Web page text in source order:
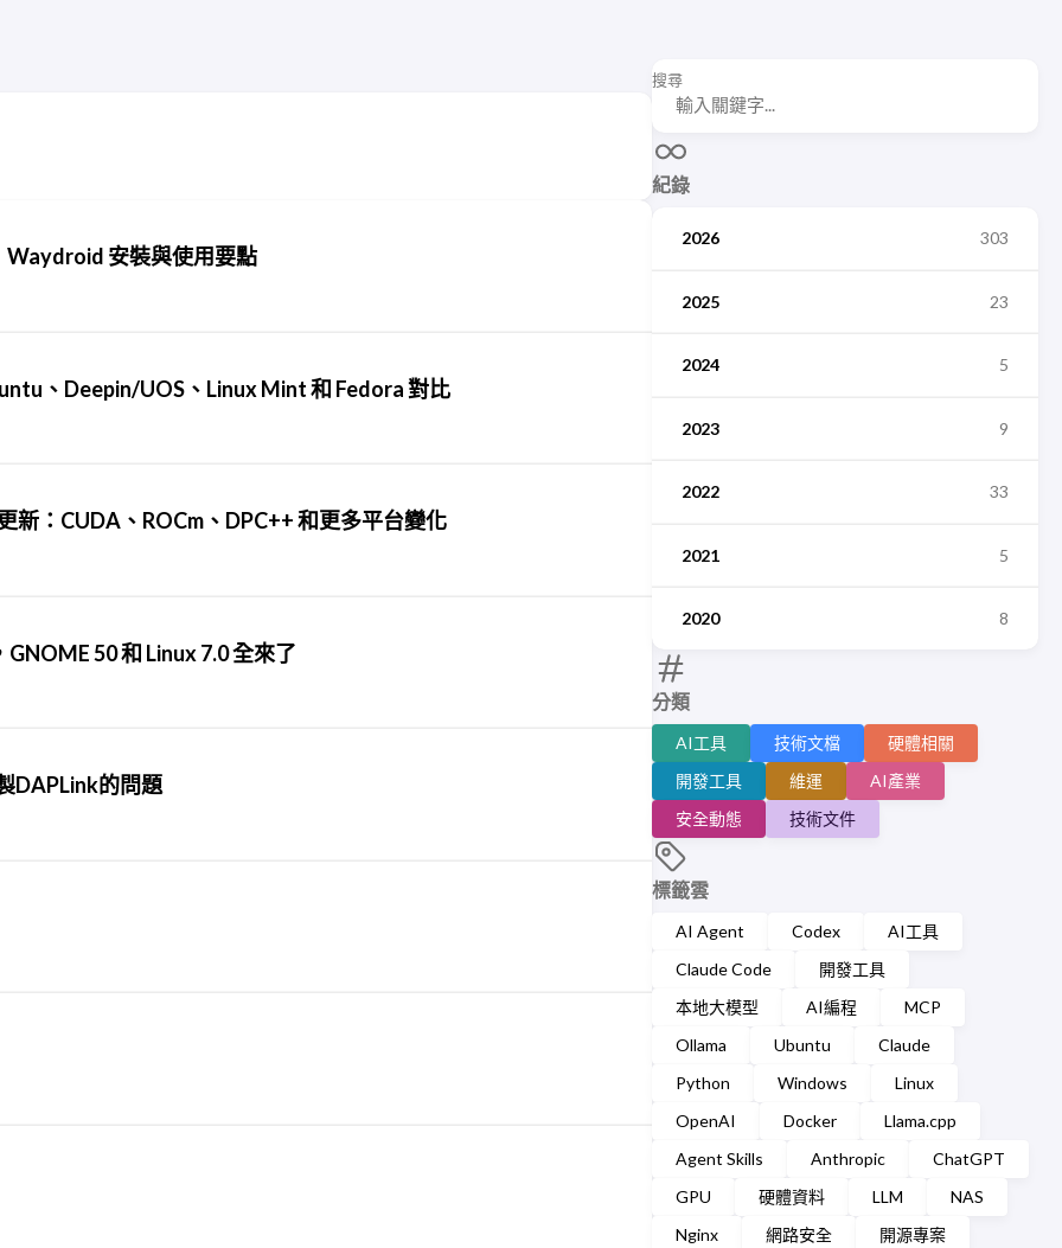
搜尋
紀錄
2026 303
2025 23
2024 5
2023 9
2022 33
2021 5
2020 8
分類
AI工具 技術文檔
硬體相關
開發工具
維運
AI產業
安全動態
技術文件
標籤雲
AI Agent Codex
AI工具
Claude Code
開發工具
本地大模型
AI編程
MCP
Ollama
Ubuntu
Claude
Python
Windows
Linux
OpenAI
Docker
Llama.cpp
Agent Skills
Anthropic
ChatGPT
GPU
硬體資料 LLM
NAS
Nginx
網路安全
開源專案
Waydroid 安裝與使用要點
、Deepin/UOS、Linux Mint 和 Fedora 對比
新：CUDA、ROCm、DPC++ 和更多平台變化
50 和 Linux 7.0 全來了
DAPLink的問題